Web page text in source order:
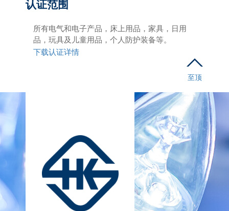
认证范围
所有电气和电子产品，床上用品，家具，日用
品，玩具及儿童用品，个人防护装备等。
下载认证详情
至顶